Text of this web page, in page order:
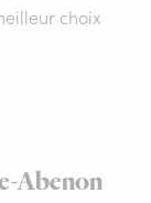
choix
Abenon